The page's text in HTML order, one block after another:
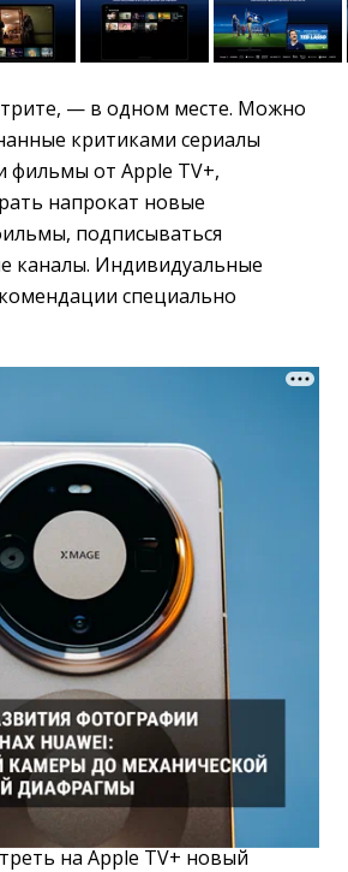
— в одном месте. Можно
критиками сериалы
фильмы от Apple TV+,
напрокат новые
подписываться
каналы. Индивидуальные
специально
на Apple TV+ новый